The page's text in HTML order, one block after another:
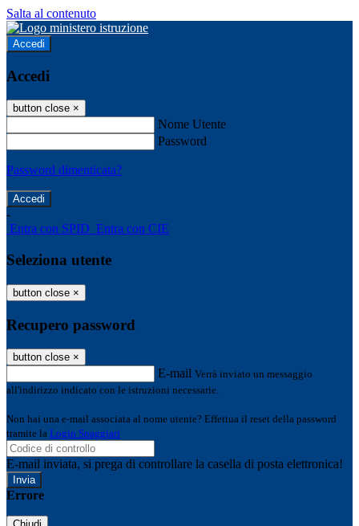
Salta al contenuto
Accedi
Accedi
button close ×
Nome Utente
Password
Password dimenticata?
-
Entra con SPID Entra con CIE
Seleziona utente
button close ×
Recupero password
button close ×
E-mail Verrà inviato un messaggio
all'indirizzo indicato con le istruzioni necessarie.
Non hai una e-mail associata al nome utente? Effettua il reset della password
tramite la Login Spaggiari
E-mail inviata, si prega di controllare la casella di posta elettronica!
Errore